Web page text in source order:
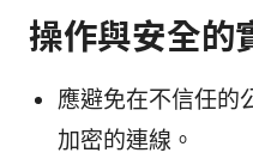
操作與安全的
應避免在不信任的
加密的連線。